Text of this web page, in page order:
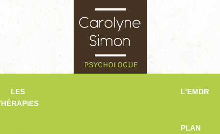
LES
L'EMDR
PLAN